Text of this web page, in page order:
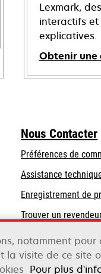
Lexmark,
interactifs
explicatives.
Obtenir une
s’ouvre
onglet
Nous Contacter
Préférences de
s’ouvre
dans
un
nouvel
Assistance
Enregistrement de
Trouver un
notamment
la visite de ce site
Pour plus